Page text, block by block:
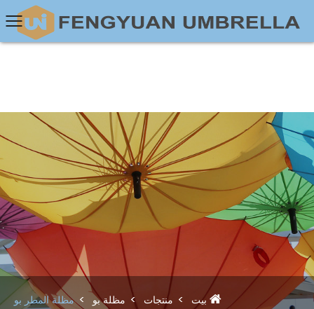
بيت منتجات مظلة بو مظلة المطر بو